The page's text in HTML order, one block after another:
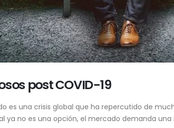
post COVID-19
es una crisis global que ha repercutido de
ya no es una opción, el mercado demanda